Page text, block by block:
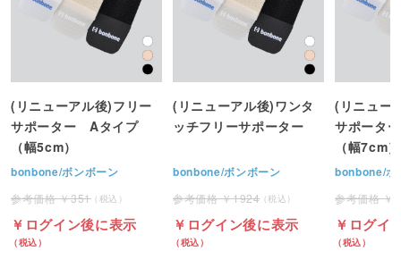
(リニューアル後)フリー
サポーター Aタイプ
（幅5cm）
bonbone/ボンボーン
351
ログイン後に表示
(リニューアル後)ワンタ
ッチフリーサポーター
bonbone/ボンボーン
1924
ログイン後に表示
(リニュー
サポータ
（幅7cm）
bonbone/ボ
ログイ